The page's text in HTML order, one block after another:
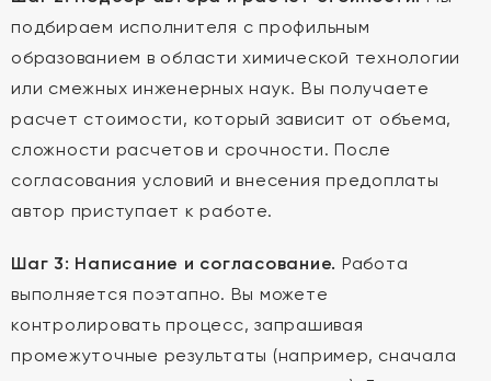
подбираем исполнителя с профильным
образованием в области химической технологии
или смежных инженерных наук. Вы получаете
расчет стоимости, который зависит от объема,
сложности расчетов и срочности. После
согласования условий и внесения предоплаты
автор приступает к работе.
Шаг 3: Написание и согласование. Работа
выполняется поэтапно. Вы можете
контролировать процесс, запрашивая
промежуточные результаты (например, сначала